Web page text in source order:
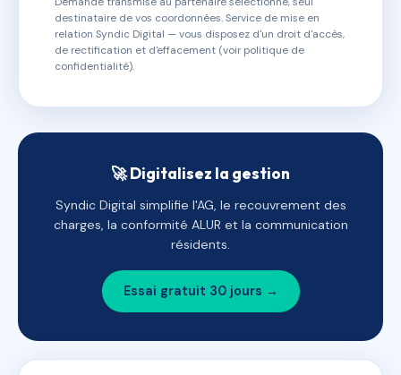
destinataire de vos coordonnées. Service de mise en
relation Syndic Digital — vous disposez d'un droit d'accès,
de rectification et d'effacement (voir politique de
confidentialité).
🚀 Digitalisez la gestion
Syndic Digital simplifie l'AG, le recouvrement des
charges, la conformité ALUR et la communication
résidents.
Essai gratuit 30 jours →